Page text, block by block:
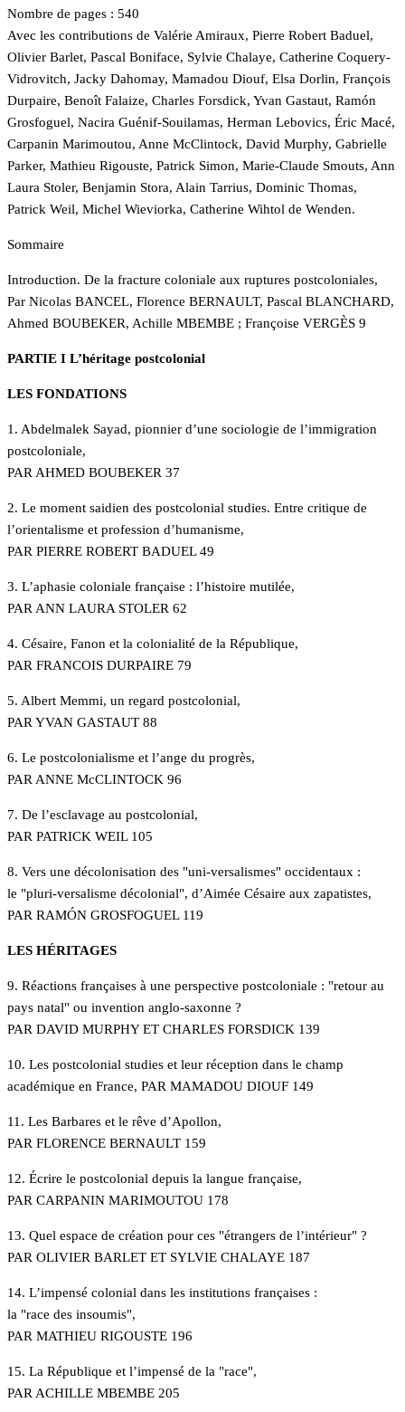
Nombre de pages : 540
Avec les contributions de Valérie Amiraux, Pierre Robert Baduel,
Olivier Barlet, Pascal Boniface, Sylvie Chalaye, Catherine Coquery-
Vidrovitch, Jacky Dahomay, Mamadou Diouf, Elsa Dorlin, François
Durpaire, Benoît Falaize, Charles Forsdick, Yvan Gastaut, Ramón
Grosfoguel, Nacira Guénif-Souilamas, Herman Lebovics, Éric Macé,
Carpanin Marimoutou, Anne McClintock, David Murphy, Gabrielle
Parker, Mathieu Rigouste, Patrick Simon, Marie-Claude Smouts, Ann
Laura Stoler, Benjamin Stora, Alain Tarrius, Dominic Thomas,
Patrick Weil, Michel Wieviorka, Catherine Wihtol de Wenden.
Sommaire
Introduction. De la fracture coloniale aux ruptures postcoloniales,
Par Nicolas BANCEL, Florence BERNAULT, Pascal BLANCHARD,
Ahmed BOUBEKER, Achille MBEMBE ; Françoise VERGÈS 9
PARTIE I L’héritage postcolonial
LES FONDATIONS
1. Abdelmalek Sayad, pionnier d’une sociologie de l’immigration
postcoloniale,
PAR AHMED BOUBEKER 37
2. Le moment saidien des postcolonial studies. Entre critique de
l’orientalisme et profession d’humanisme,
PAR PIERRE ROBERT BADUEL 49
3. L’aphasie coloniale française : l’histoire mutilée,
PAR ANN LAURA STOLER 62
4. Césaire, Fanon et la colonialité de la République,
PAR FRANCOIS DURPAIRE 79
5. Albert Memmi, un regard postcolonial,
PAR YVAN GASTAUT 88
6. Le postcolonialisme et l’ange du progrès,
PAR ANNE McCLINTOCK 96
7. De l’esclavage au postcolonial,
PAR PATRICK WEIL 105
8. Vers une décolonisation des "uni-versalismes" occidentaux :
le "pluri-versalisme décolonial", d’Aimée Césaire aux zapatistes,
PAR RAMÓN GROSFOGUEL 119
LES HÉRITAGES
9. Réactions françaises à une perspective postcoloniale : "retour au
pays natal" ou invention anglo-saxonne ?
PAR DAVID MURPHY ET CHARLES FORSDICK 139
10. Les postcolonial studies et leur réception dans le champ
académique en France, PAR MAMADOU DIOUF 149
11. Les Barbares et le rêve d’Apollon,
PAR FLORENCE BERNAULT 159
12. Écrire le postcolonial depuis la langue française,
PAR CARPANIN MARIMOUTOU 178
13. Quel espace de création pour ces "étrangers de l’intérieur" ?
PAR OLIVIER BARLET ET SYLVIE CHALAYE 187
14. L’impensé colonial dans les institutions françaises :
la "race des insoumis",
PAR MATHIEU RIGOUSTE 196
15. La République et l’impensé de la "race",
PAR ACHILLE MBEMBE 205